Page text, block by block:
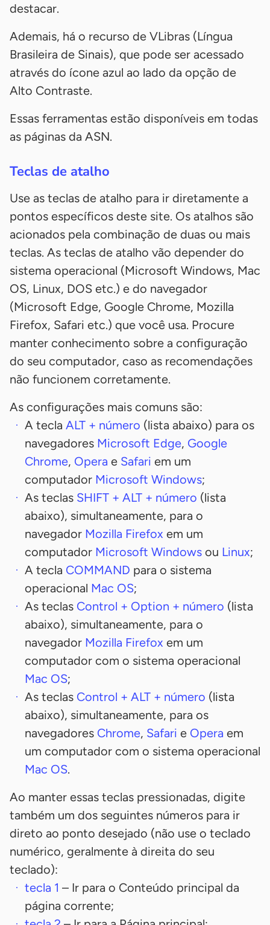
destacar.
Ademais, há o recurso de VLibras (Língua
Brasileira de Sinais), que pode ser acessado
através do ícone azul ao lado da opção de
Alto Contraste.
Essas ferramentas estão disponíveis em todas
as páginas da ASN.
Teclas de atalho
Use as teclas de atalho para ir diretamente a
pontos específicos deste site. Os atalhos são
acionados pela combinação de duas ou mais
teclas. As teclas de atalho vão depender do
sistema operacional (Microsoft Windows, Mac
OS, Linux, DOS etc.) e do navegador
(Microsoft Edge, Google Chrome, Mozilla
Firefox, Safari etc.) que você usa. Procure
manter conhecimento sobre a configuração
do seu computador, caso as recomendações
não funcionem corretamente.
As configurações mais comuns são:
A tecla ALT + número (lista abaixo) para os
navegadores Microsoft Edge, Google
Chrome, Opera e Safari em um
computador Microsoft Windows;
As teclas SHIFT + ALT + número (lista
abaixo), simultaneamente, para o
navegador Mozilla Firefox em um
computador Microsoft Windows ou Linux;
A tecla COMMAND para o sistema
operacional Mac OS;
As teclas Control + Option + número (lista
abaixo), simultaneamente, para o
navegador Mozilla Firefox em um
computador com o sistema operacional
Mac OS;
As teclas Control + ALT + número (lista
abaixo), simultaneamente, para os
navegadores Chrome, Safari e Opera em
um computador com o sistema operacional
Mac OS.
Ao manter essas teclas pressionadas, digite
também um dos seguintes números para ir
direto ao ponto desejado (não use o teclado
numérico, geralmente à direita do seu
teclado):
tecla 1 – Ir para o Conteúdo principal da
página corrente;